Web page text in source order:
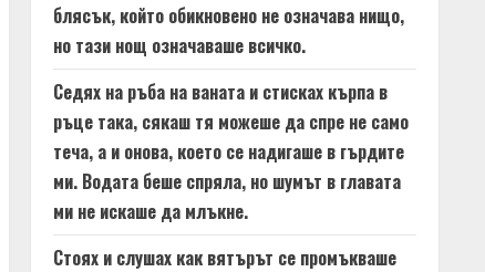
блясък, който обикновено не означава нищо,
но тази нощ означаваше всичко.
Седях на ръба на ваната и стисках кърпа в
ръце така, сякаш тя можеше да спре не само
теча, а и онова, което се надигаше в гърдите
ми. Водата беше спряла, но шумът в главата
ми не искаше да млъкне.
Стоях и слушах как вятърът се промъкваше